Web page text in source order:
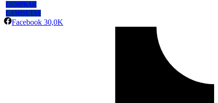
COMPRAR
CAMISETAS
Facebook 30,0K